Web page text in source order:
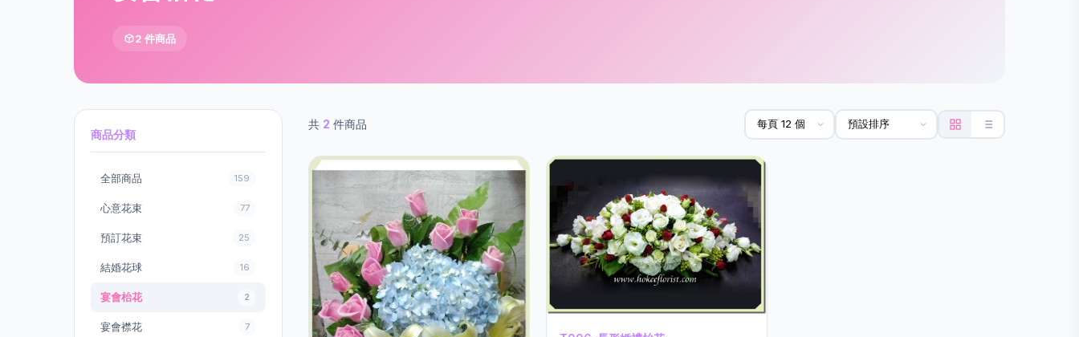
2 件商品
商品分類
全部商品 159
心意花束 77
預訂花束 25
結婚花球 16
宴會枱花 2
宴會襟花 7
共 2 件商品